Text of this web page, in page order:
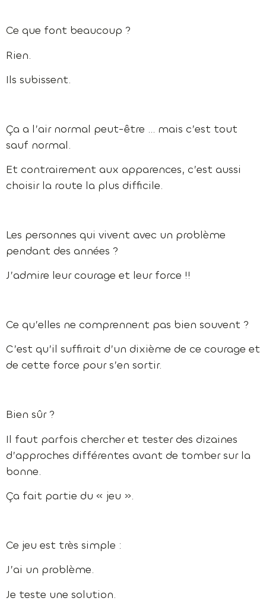
Ce que font beaucoup ?
Rien.
Ils subissent.
Ça a l’air normal peut-être … mais c’est tout
sauf normal.
Et contrairement aux apparences, c’est aussi
choisir la route la plus difficile.
Les personnes qui vivent avec un problème
pendant des années ?
J’admire leur courage et leur force !!
Ce qu’elles ne comprennent pas bien souvent ?
C’est qu’il suffirait d’un dixième de ce courage et
de cette force pour s’en sortir.
Bien sûr ?
Il faut parfois chercher et tester des dizaines
d’approches différentes avant de tomber sur la
bonne.
Ça fait partie du « jeu ».
Ce jeu est très simple :
J’ai un problème.
Je teste une solution.